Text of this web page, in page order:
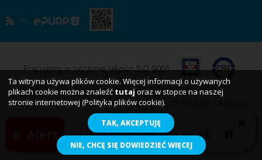
RSS
Pracujemy w systemie Jakości ISO 9001
Wszystkie prawa zastrzeżone. Copyright 2018. Urząd Miejski w
Koszalinie
VOBACOM
Wakacje to doskonały czas na odpoczynek,
Ta witryna używa plików cookie. Więcej informacji o używanych
plikach cookie można znaleźć tutaj oraz w stopce na naszej
stronie internetowej (Polityka plików cookie).
TAK, AKCEPTUJĘ
NIE, CHCĘ SIĘ DOWIEDZIEĆ WIĘCEJ